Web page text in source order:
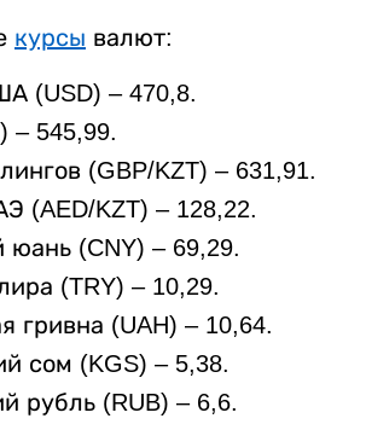
курсы валют:
(USD) – 470,8.
– 545,99.
(GBP/KZT) – 631,91.
(AED/KZT) – 128,22.
юань (CNY) – 69,29.
(TRY) – 10,29.
гривна (UAH) – 10,64.
сом (KGS) – 5,38.
рубль (RUB) – 6,6.